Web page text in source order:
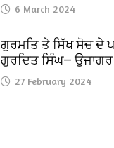
6 March 2024
ਗੁਰਮਤਿ ਤੇ ਸਿੱਖ ਸੋਚ ਦੇ
ਗੁਰਦਿਤ ਸਿੰਘ—
27 February 2024